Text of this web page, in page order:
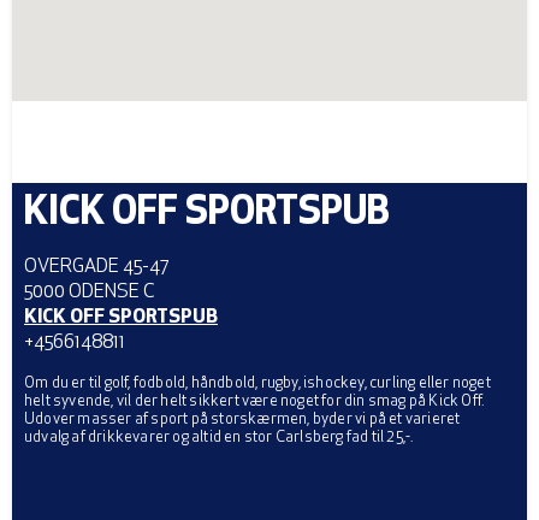
KICK OFF SPORTSPUB
OVERGADE 45-47
5000 ODENSE C
KICK OFF SPORTSPUB
+4566148811
Om du er til golf, fodbold, håndbold, rugby, ishockey, curling eller noget
helt syvende, vil der helt sikkert være noget for din smag på Kick Off.
Udover masser af sport på storskærmen, byder vi på et varieret
udvalg af drikkevarer og altid en stor Carlsberg fad til 25,-.